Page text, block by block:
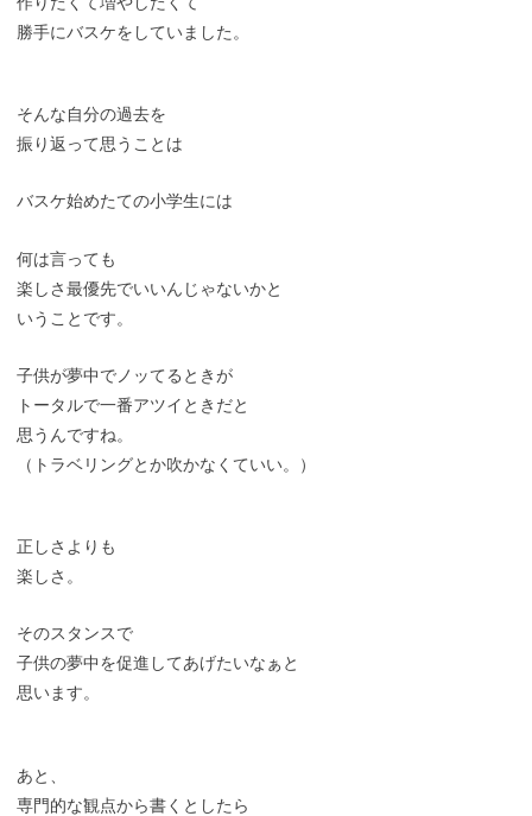
勝手にバスケをしていました。
そんな自分の過去を
振り返って思うことは
バスケ始めたての小学生には
何は言っても
楽しさ最優先でいいんじゃないかと
いうことです。
子供が夢中でノッてるときが
トータルで一番アツイときだと
思うんですね。
（トラベリングとか吹かなくていい。）
正しさよりも
楽しさ。
そのスタンスで
子供の夢中を促進してあげたいなぁと
思います。
あと、
専門的な観点から書くとしたら